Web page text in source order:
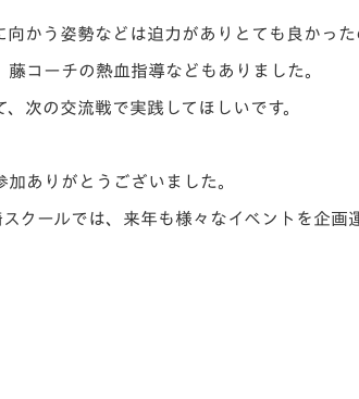
活動
向かう姿勢などは迫力がありとても良かった
藤コーチの熱血指導などもありました。
、次の交流戦で実践してほしいです。
ありがとうございました。
クールでは、来年も様々なイベントを企画